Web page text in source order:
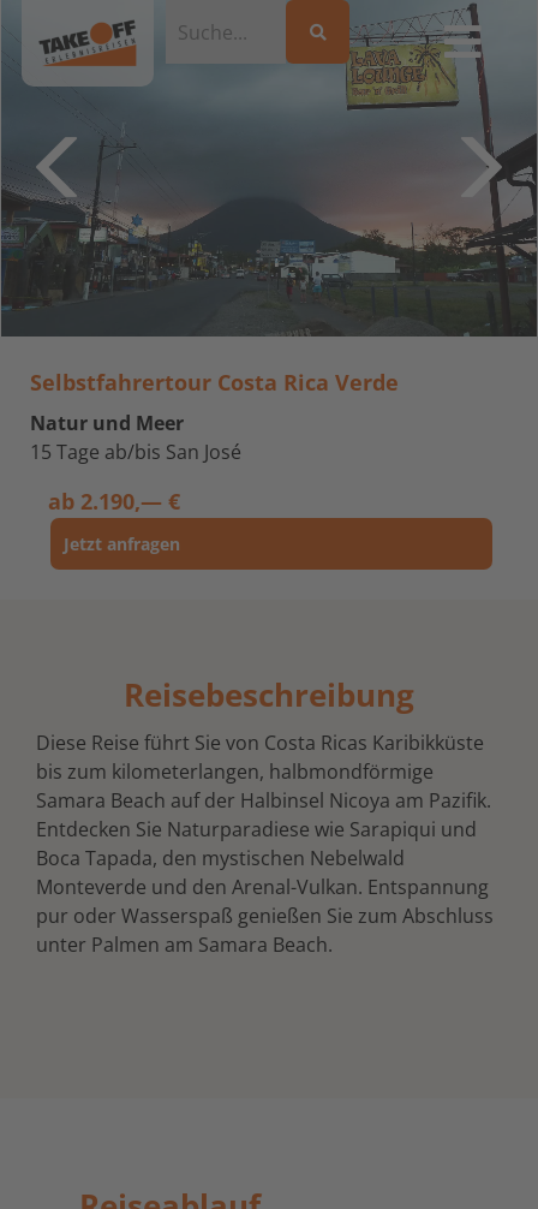
Selbstfahrertour Costa Rica Verde
Natur und Meer
15 Tage ab/bis San José
ab 2.190,— €
Jetzt anfragen
Reisebeschreibung
Diese Reise führt Sie von Costa Ricas Karibikküste
bis zum kilometerlangen, halbmondförmige
Samara Beach auf der Halbinsel Nicoya am Pazifik.
Entdecken Sie Naturparadiese wie Sarapiqui und
Boca Tapada, den mystischen Nebelwald
Monteverde und den Arenal-Vulkan. Entspannung
pur oder Wasserspaß genießen Sie zum Abschluss
unter Palmen am Samara Beach.